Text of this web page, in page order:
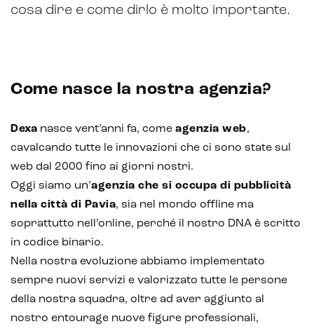
Sistemi di loyalty
Marketing automation
Lead generation e nurturing
Customer segmentation
cosa dire e come dirlo è molto importante.
Come nasce la nostra agenzia?
Dexa nasce vent’anni fa, come agenzia web,
cavalcando tutte le innovazioni che ci sono state sul
web dal 2000 fino ai giorni nostri.
Oggi siamo un’agenzia che si occupa di pubblicità
nella città di Pavia, sia nel mondo offline ma
soprattutto nell’online, perché il nostro DNA è scritto
in codice binario.
Nella nostra evoluzione abbiamo implementato
sempre nuovi servizi e valorizzato tutte le persone
della nostra squadra, oltre ad aver aggiunto al
nostro entourage nuove figure professionali,